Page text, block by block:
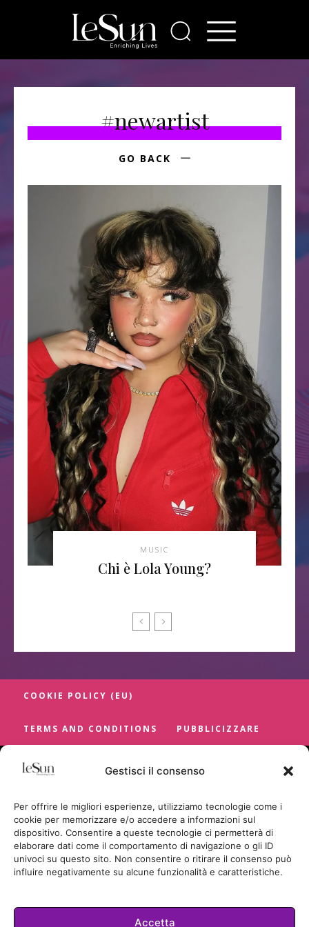
Gestisci il consenso
Per offrire le migliori esperienze, utilizziamo tecnologie come i
cookie per memorizzare e/o accedere a informazioni sul
dispositivo. Consentire a queste tecnologie ci permetterà di
elaborare dati come il comportamento di navigazione o gli ID
univoci su questo sito. Non consentire o ritirare il consenso può
influire negativamente su alcune funzionalità e caratteristiche.
Accetta
#newartist
GO BACK
MUSIC
Chi è Lola Young?
COOKIE POLICY (EU)
TERMS AND CONDITIONS PUBBLICIZZARE